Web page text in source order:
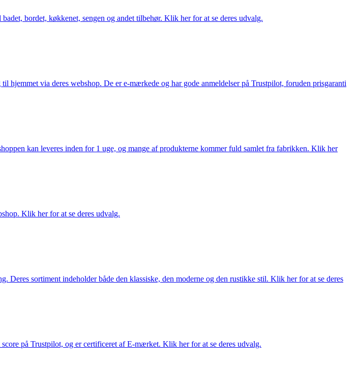
bordet, køkkenet, sengen og andet tilbehør. Klik her for at se deres udvalg.
via deres webshop. De er e-mærkede og har gode anmeldelser på Trustpilot, foruden prisgaranti
kan leveres inden for 1 uge, og mange af produkterne kommer fuld samlet fra fabrikken. Klik her
Klik her for at se deres udvalg.
sortiment indeholder både den klassiske, den moderne og den rustikke stil. Klik her for at se deres
på Trustpilot, og er certificeret af E-mærket. Klik her for at se deres udvalg.